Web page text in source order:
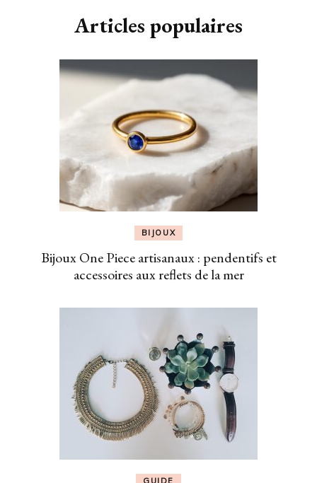
Articles populaires
BIJOUX
Bijoux One Piece artisanaux : pendentifs et
accessoires aux reflets de la mer
GUIDE